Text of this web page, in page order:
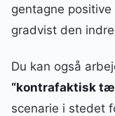
gentagne
gradvist den
Du kan også
“kontrafaktisk
scenarie i stedet